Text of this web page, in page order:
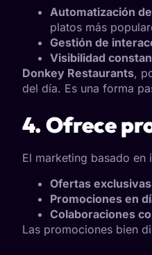
Automatización
platos más
Gestión de
Visibilidad
Donkey Restaurants,
del día. Es una forma
4. Ofrece
El marketing basado en
Ofertas
Promociones en
Colaboraciones
Las promociones bien